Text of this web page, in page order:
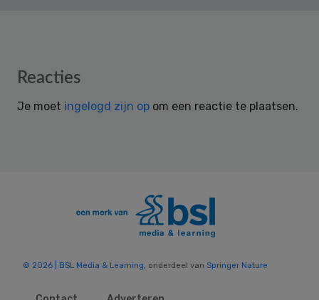
Reader
Reacties
Je moet ingelogd zijn op om een reactie te plaatsen.
© 2026 | BSL Media & Learning, onderdeel van Springer Nature